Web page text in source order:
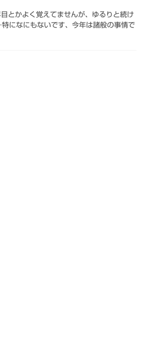
とかよく覚えてませんが、ゆるりと続け
なにもないです、今年は諸般の事情で